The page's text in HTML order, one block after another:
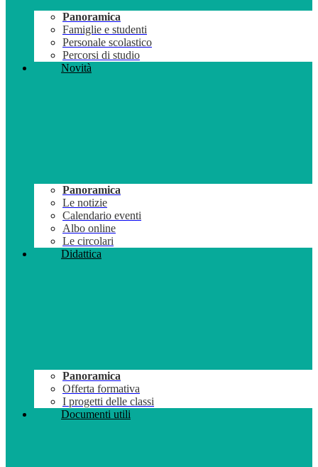
Panoramica
Famiglie e studenti
Personale scolastico
Percorsi di studio
Novità
Panoramica
Le notizie
Calendario eventi
Albo online
Le circolari
Didattica
Panoramica
Offerta formativa
I progetti delle classi
Documenti utili